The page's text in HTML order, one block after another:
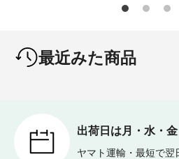
最近みた商品
出荷日は月・水・金
ヤマト運輸・最短で翌